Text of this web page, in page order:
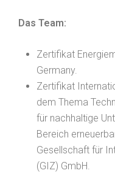
Das Team:
Zertifikat
Germany.
Zertifikat
dem Thema
für nachhaltige
Bereich
Gesellschaft für
(GIZ) GmbH.